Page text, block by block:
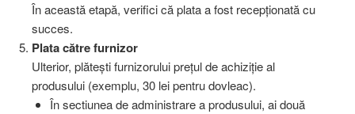
În această etapă, verifici că plata a fost recepționată cu
succes.
Plata către furnizor
Ulterior, plătești furnizorului prețul de achiziție al
produsului (exemplu, 30 lei pentru dovleac).
În sectiunea de administrare a produsului, ai două